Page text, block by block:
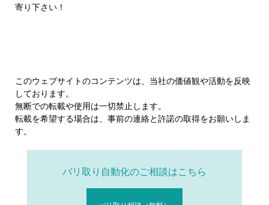
寄り下さい！
このウェブサイトのコンテンツは、当社の価値観や活動を反映
しております。
無断での転載や使用は一切禁止します。
転載を希望する場合は、事前の連絡と許諾の取得をお願いしま
す。
バリ取り自動化のご相談はこちら